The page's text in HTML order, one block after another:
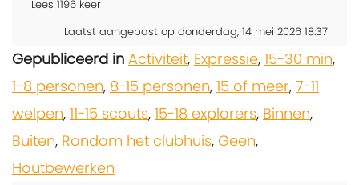
Lees 1196 keer
Laatst aangepast op donderdag, 14 mei 2026 18:37
Gepubliceerd in Activiteit, Expressie, 15-30 min,
1-8 personen, 8-15 personen, 15 of meer, 7-11
welpen, 11-15 scouts, 15-18 explorers, Binnen,
Buiten, Rondom het clubhuis, Geen,
Houtbewerken